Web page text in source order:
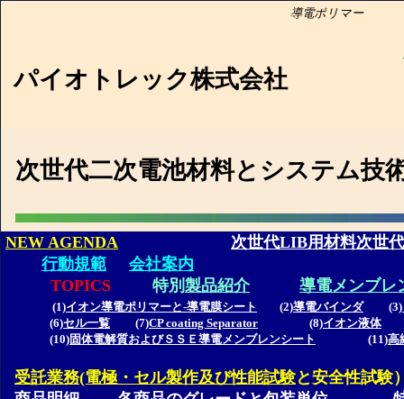
導電ポリマー
パイオトレック株式
次世代二次電池材料とシステム
NEW AGENDA
次世代LIB用材料次世
行動規範
会社案内
TOPICS
特別 製品紹介 導電メンブレ
(1)イオン導電ポリマーと-導電膜シート (2)導電バインダ(3)
(6)セル一覧 (7)CP coating Separator (8)イオン液体
(10)固体電解質およびＳＳＥ導電メンブレンシート (11)高
受託業務(電極・セル製作及び性能試験と安全性試験